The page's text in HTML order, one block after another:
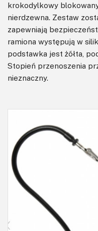
krokodylkowy
nierdzewna. Zestaw
zapewniają
ramiona występują w
podstawka jest żółta,
Stopień przenoszenia
nieznaczny.